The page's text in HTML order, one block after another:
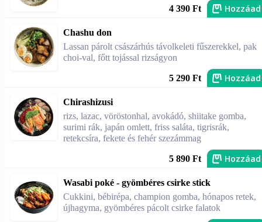
4 390 Ft Hozzáad
Chashu don
Lassan párolt császárhús távolkeleti fűszerekkel, pak
choi-val, főtt tojással rizságyon
5 290 Ft Hozzáad
Chirashizusi
rizs, lazac, vöröstonhal, avokádó, shiitake gomba,
surimi rák, japán omlett, friss saláta, tigrisrák,
retekcsíra, fekete és fehér szezámmag
5 890 Ft Hozzáad
Wasabi poké - gyömbéres csirke stick
Cukkini, bébirépa, champion gomba, hónapos retek,
újhagyma, gyömbéres pácolt csirke falatok